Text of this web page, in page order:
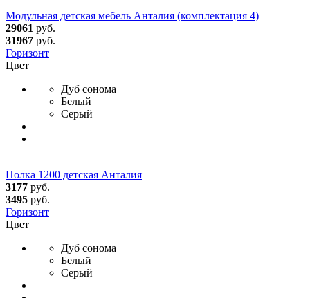
Модульная детская мебель Анталия (комплектация 4)
29061 руб.
31967 руб.
Горизонт
Цвет
Дуб сонома
Белый
Серый
Полка 1200 детская Анталия
3177 руб.
3495 руб.
Горизонт
Цвет
Дуб сонома
Белый
Серый